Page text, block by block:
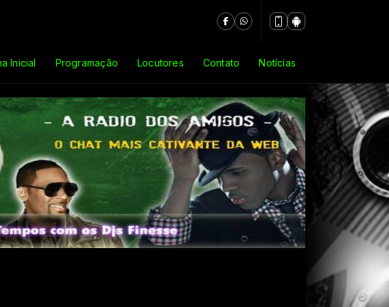
Inicial Programação Locutores Contato Notícias